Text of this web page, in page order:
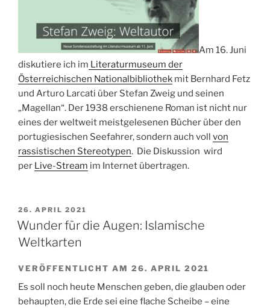
Am 16. Juni
diskutiere ich im Literaturmuseum der
Österreichischen Nationalbibliothek mit Bernhard Fetz
und Arturo Larcati über Stefan Zweig und seinen
„Magellan“. Der 1938 erschienene Roman ist nicht nur
eines der weltweit meistgelesenen Bücher über den
portugiesischen Seefahrer, sondern auch voll von
rassistischen Stereotypen. Die Diskussion wird
per Live-Stream im Internet übertragen.
VERÖFFENTLICHT
AM
26. APRIL 2021
Wunder für die Augen: Islamische
Weltkarten
VERÖFFENTLICHT AM 26. APRIL 2021
Es soll noch heute Menschen geben, die glauben oder
behaupten, die Erde sei eine flache Scheibe – eine